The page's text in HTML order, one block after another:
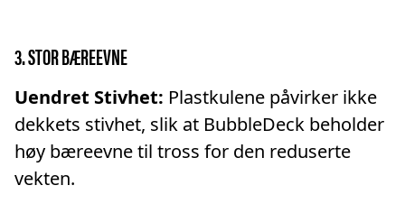
3. STOR BÆREEVNE
Uendret Stivhet: Plastkulene påvirker ikke
dekkets stivhet, slik at BubbleDeck beholder
høy bæreevne til tross for den reduserte
vekten.